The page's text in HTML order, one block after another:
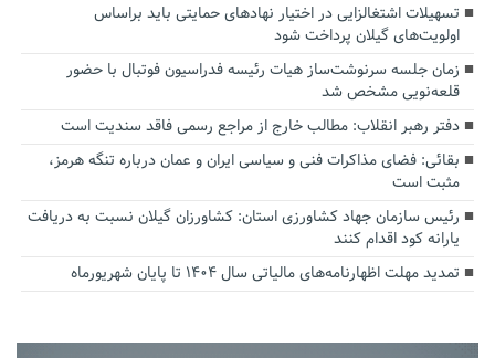
تسهیلات اشتغالزایی در اختیار نهادهای حمایتی باید براساس
اولویت‌های گیلان پرداخت شود
زمان جلسه سرنوشت‌ساز هیات رئیسه فدراسیون فوتبال با حضور
قلعه‌نویی مشخص شد
دفتر رهبر انقلاب: مطالب خارج از مراجع رسمی فاقد سندیت است
بقائی: فضای مذاکرات فنی و سیاسی ایران و عمان درباره تنگه هرمز،
مثبت است
رئیس سازمان جهاد کشاورزی استان: کشاورزان گیلان نسبت به دریافت
یارانه کود اقدام کنند
تمدید مهلت اظهارنامه‌های مالیاتی سال ۱۴۰۴ تا پایان شهریورماه